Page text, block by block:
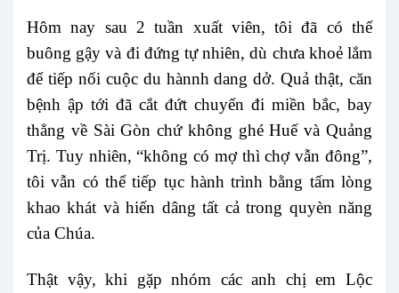
Hôm nay sau 2 tuần xuất viên, tôi đã có thể
buông gậy và đi đứng tự nhiên, dù chưa khoẻ lắm
để tiếp nối cuộc du hànnh dang dở. Quả thật, căn
bệnh ập tới đã cắt đứt chuyến đi miền bắc, bay
thẳng về Sài Gòn chứ không ghé Huế và Quảng
Trị. Tuy nhiên, “không có mợ thì chợ vẫn đông”,
tôi vẫn có thể tiếp tục hành trình bằng tấm lòng
khao khát và hiến dâng tất cả trong quyèn năng
của Chúa.
Thật vậy, khi gặp nhóm các anh chị em Lộc